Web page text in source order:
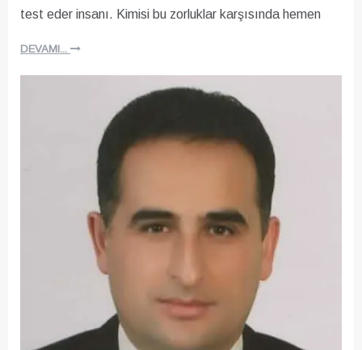
test eder insanı. Kimisi bu zorluklar karşısında hemen
DEVAMI...